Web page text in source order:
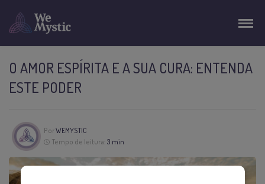
O AMOR ESPÍRITA E A SUA CURA: ENTENDA
ESTE PODER
PorWEMYSTIC
Tempo de leitura: 3 min